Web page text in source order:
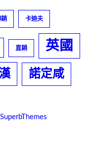
銷 卡迪夫
直銷 英國
諾定咸
SuperbThemes